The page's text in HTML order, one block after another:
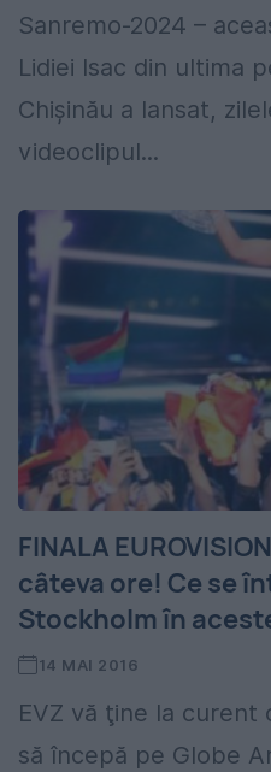
Sanremo-2024 –
Lidiei Isac din ultima
Chișinău a lansat,
videoclipul...
FINALA
câteva ore! Ce se
Stockholm în
14 MAI 2016
EVZ vă ţine la
să începă pe Globe